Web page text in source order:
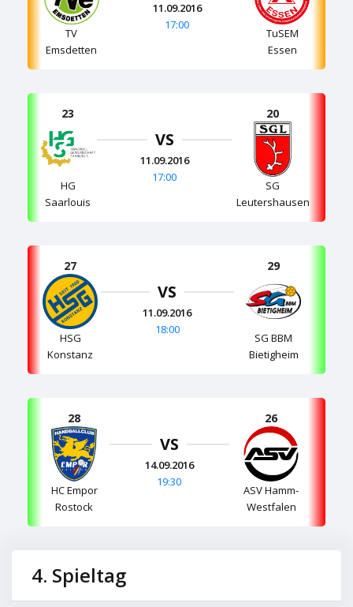
TV
Emsdetten
11.09.2016
17:00
TuSEM
Essen
23
HG
Saarlouis
VS
11.09.2016
17:00
20
SG
Leutershausen
27
HSG
Konstanz
VS
11.09.2016
18:00
29
SG BBM
Bietigheim
28
HC Empor
Rostock
VS
14.09.2016
19:30
26
ASV Hamm-
Westfalen
4. Spieltag